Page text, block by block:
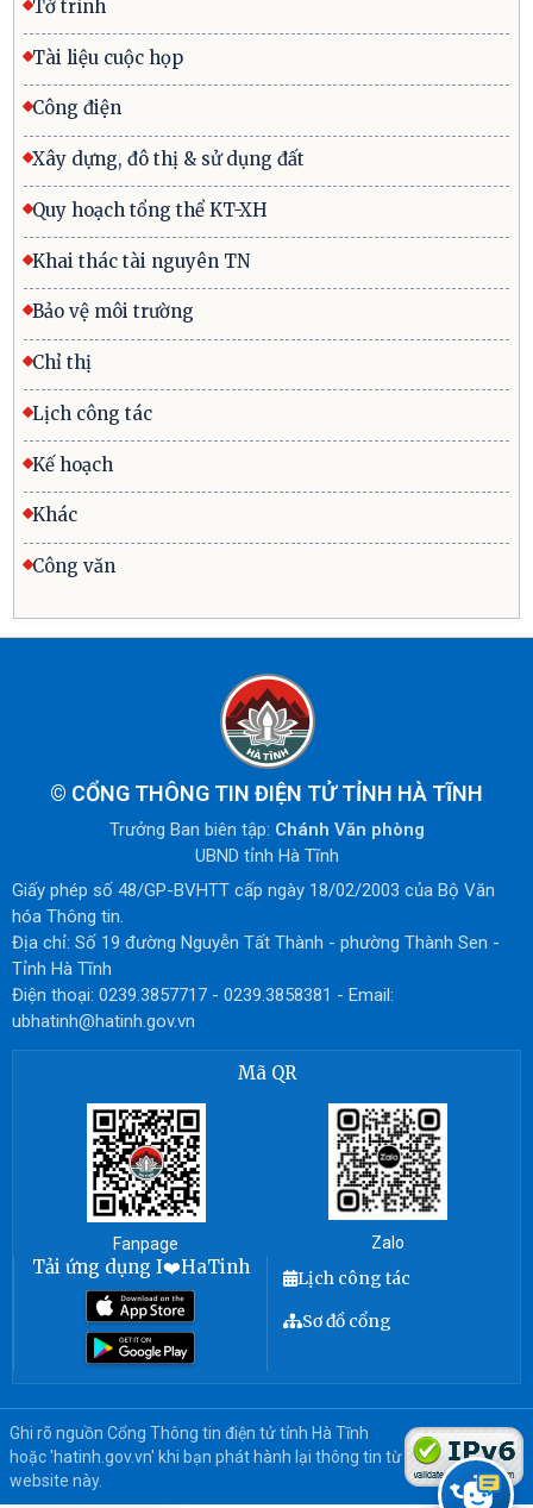
Tờ trình
Tài liệu cuộc họp
Công điện
Xây dựng, đô thị & sử dụng đất
Quy hoạch tổng thể KT-XH
Khai thác tài nguyên TN
Bảo vệ môi trường
Chỉ thị
Lịch công tác
Kế hoạch
Khác
Công văn
© CỔNG THÔNG TIN ĐIỆN TỬ TỈNH HÀ TĨNH
Trưởng Ban biên tập: Chánh Văn phòng
UBND tỉnh Hà Tĩnh
Giấy phép số 48/GP-BVHTT cấp ngày 18/02/2003 của Bộ Văn
hóa Thông tin.
Địa chỉ: Số 19 đường Nguyễn Tất Thành - phường Thành Sen -
Tỉnh Hà Tĩnh
Điện thoại: 0239.3857717 - 0239.3858381 - Email:
ubhatinh@hatinh.gov.vn
Mã QR
Fanpage Zalo
Tải ứng dụng I❤️HaTinh
Lịch công tác
Sơ đồ cổng
Ghi rõ nguồn Cổng Thông tin điện tử tỉnh Hà Tĩnh
hoặc 'hatinh.gov.vn' khi bạn phát hành lại thông tin từ
website này.